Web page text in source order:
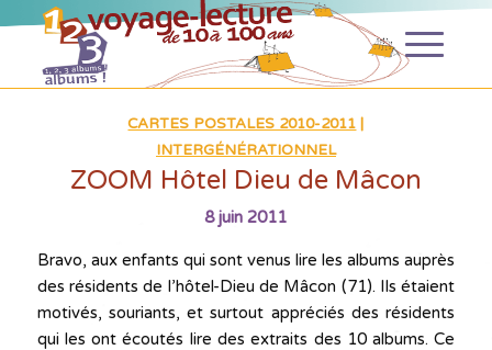
CARTES POSTALES 2010-2011
INTERGÉNÉRATIONNEL
ZOOM Hôtel Dieu de Mâcon
8 juin 2011
Bravo, aux enfants qui sont venus lire les albums auprès
des résidents de l’hôtel-Dieu de Mâcon (71). Ils étaient
motivés, souriants, et surtout appréciés des résidents
qui les ont écoutés lire des extraits des 10 albums. Ce